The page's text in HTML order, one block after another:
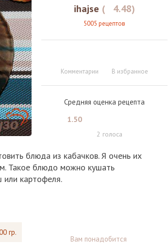
ihajse ( 4.48)
5005 рецептов
Комментарии В избранное
Средняя оценка рецепта
1.50
2 голоса
блюда из кабачков. Я очень их
Такое блюдо можно кушать
или картофеля.
гр.
Вам понадобится